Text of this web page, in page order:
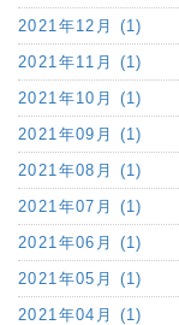
2021年12月 (1)
2021年11月 (1)
2021年10月 (1)
2021年09月 (1)
2021年08月 (1)
2021年07月 (1)
2021年06月 (1)
2021年05月 (1)
2021年04月 (1)